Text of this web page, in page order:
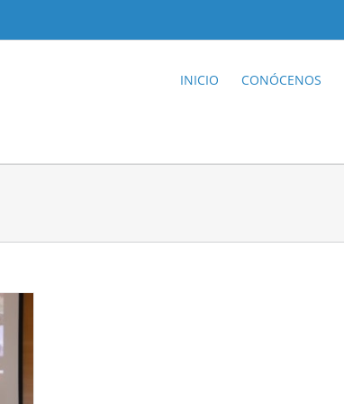
INICIO CONÓCENOS